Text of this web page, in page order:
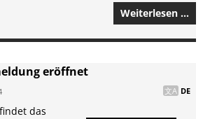
Weiterlesen …
eröffnet
DE
das